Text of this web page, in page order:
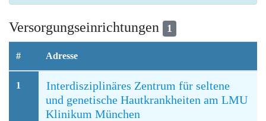
Versorgungseinrichtungen 1
# Adresse
1
Interdisziplinäres Zentrum für seltene
und genetische Hautkrankheiten am LMU
Klinikum München